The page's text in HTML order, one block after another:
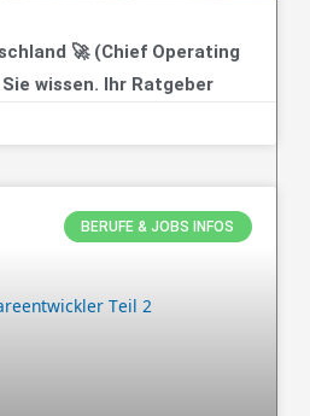
🚀 (Chief Operating
wissen. Ihr Ratgeber
BERUFE & JOBS INFOS